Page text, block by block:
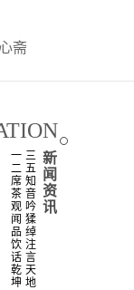
斋
新
闻
资
讯
三
五
知
音
吟
猱
绰
注
言
天
地
一
二
席
茶
观
闻
品
饮
话
乾
坤